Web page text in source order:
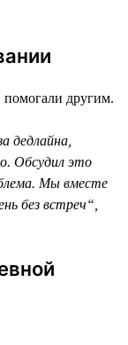
помогали другим.
дедлайна,
Обсудил это
Мы вместе
без встреч“,